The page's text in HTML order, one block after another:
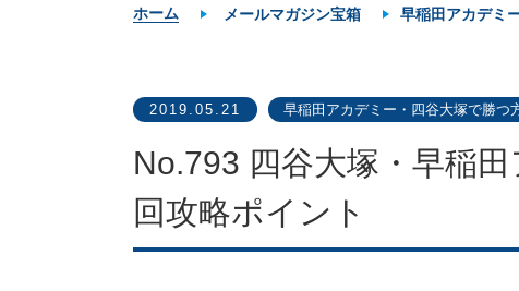
ホーム メールマガジン宝箱 早稲田アカデミ
2019.05.21 早稲田アカデミー・四谷大塚で勝つ
No.793 四谷大塚・早稲
回攻略ポイント